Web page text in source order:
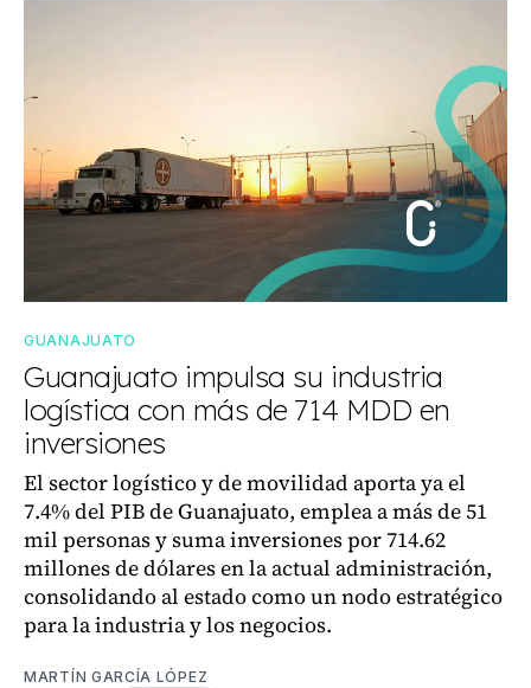
GUANAJUATO
Guanajuato impulsa su industria
logística con más de 714 MDD en
inversiones
El sector logístico y de movilidad aporta ya el
7.4% del PIB de Guanajuato, emplea a más de 51
mil personas y suma inversiones por 714.62
millones de dólares en la actual administración,
consolidando al estado como un nodo estratégico
para la industria y los negocios.
MARTÍN GARCÍA LÓPEZ